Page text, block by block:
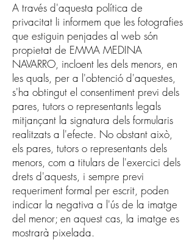
A través d'aquesta política de
privacitat li informem que les fotografies
que estiguin penjades al web són
propietat de EMMA MEDINA
NAVARRO, incloent les dels menors, en
les quals, per a l'obtenció d'aquestes,
s'ha obtingut el consentiment previ dels
pares, tutors o representants legals
mitjançant la signatura dels formularis
realitzats a l'efecte. No obstant això,
els pares, tutors o representants dels
menors, com a titulars de l'exercici dels
drets d'aquests, i sempre previ
requeriment formal per escrit, poden
indicar la negativa a l'ús de la imatge
del menor; en aquest cas, la imatge es
mostrarà pixelada.